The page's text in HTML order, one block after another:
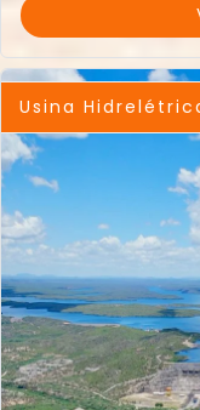
Usina